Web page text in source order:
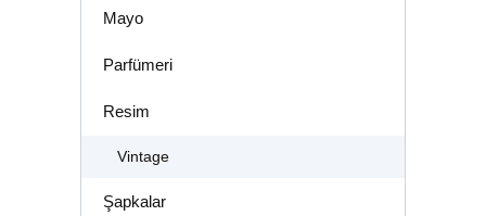
Mayo
Parfümeri
Resim
Vintage
Şapkalar